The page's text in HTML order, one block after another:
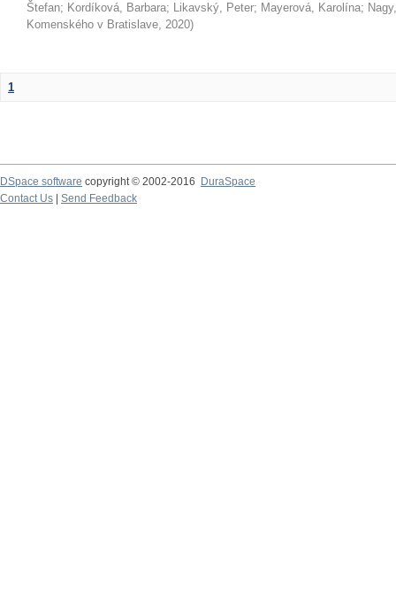
Štefan; Kordíková, Barbara; Likavský, Peter; Mayerová, Karolína;
Komenského v Bratislave, 2020)
1
DSpace software copyright © 2002-2016
DuraSpace
Contact Us
Send Feedback